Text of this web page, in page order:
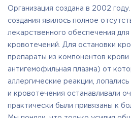
инвалидов, которые в силу
интеллектуальных
не способны самостоятельно
законные интересы.
Представление и защита
страдающих указанными
расширению и реализации
преимуществ.
Информирование о насущных
Организация создана в 2002
создания явилось полное
лекарственного обеспечения для
кровотечений. Для остановки
препараты из компонентов крови
антигемофильная плазма) от
аллергические реакции,
и кровотечения останавливали
практически были привязаны к